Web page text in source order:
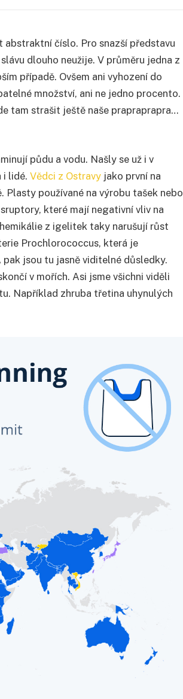
číslo. Pro snazší představu
dlouho neužije. V průměru jedna z
případě. Ovšem ani vyhození do
množství, ani ne jedno procento.
tam strašit ještě naše prapraprapra…
půdu a vodu. Našly se už i v
i lidé. Vědci z Ostravy jako první na
používané na výrobu tašek nebo
které mají negativní vliv na
z igelitek taky narušují růst
Prochlorococcus, která je
jsou tu jasně viditelné důsledky.
v mořích. Asi jsme všichni viděli
Například zhruba třetina uhynulých